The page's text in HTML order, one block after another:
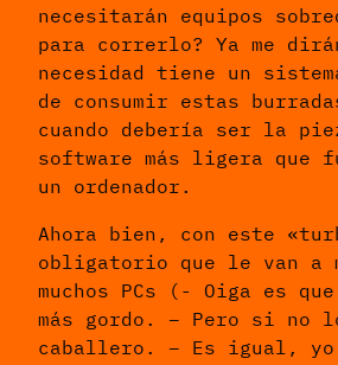
necesitarán equipos
para correrlo? Ya me
necesidad tiene un
de consumir estas
cuando debería ser la
software más ligera que
un ordenador.
Ahora bien, con este
obligatorio que le van a
muchos PCs (- Oiga es
más gordo. – Pero si no
caballero. – Es igual, yo